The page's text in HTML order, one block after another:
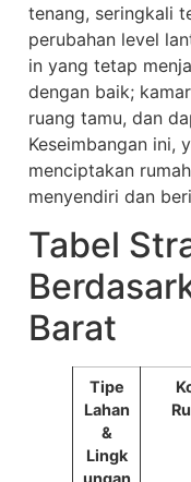
tenang, seringkali
perubahan level
in yang tetap
dengan baik;
ruang tamu, dan
Keseimbangan ini,
menciptakan
menyendiri dan
Tabel
Barat
Tipe
Lahan
&
Lingk
ungan